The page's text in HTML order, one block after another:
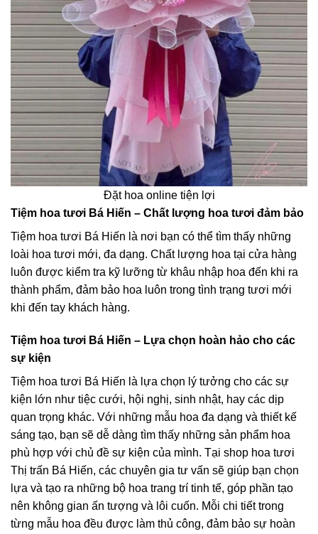
Đặt hoa online tiện lợi
Tiệm hoa tươi Bá Hiến – Chất lượng hoa tươi đảm bảo
Tiệm hoa tươi Bá Hiến là nơi bạn có thể tìm thấy những
loài hoa tươi mới, đa dạng. Chất lượng hoa tại cửa hàng
luôn được kiểm tra kỹ lưỡng từ khâu nhập hoa đến khi ra
thành phẩm, đảm bảo hoa luôn trong tình trạng tươi mới
khi đến tay khách hàng.
Tiệm hoa tươi Bá Hiến – Lựa chọn hoàn hảo cho các
sự kiện
Tiệm hoa tươi Bá Hiến là lựa chọn lý tưởng cho các sự
kiện lớn như tiệc cưới, hội nghị, sinh nhật, hay các dịp
quan trọng khác. Với những mẫu hoa đa dạng và thiết kế
sáng tạo, bạn sẽ dễ dàng tìm thấy những sản phẩm hoa
phù hợp với chủ đề sự kiện của mình. Tại shop hoa tươi
Thị trấn Bá Hiến, các chuyên gia tư vấn sẽ giúp bạn chọn
lựa và tạo ra những bộ hoa trang trí tinh tế, góp phần tạo
nên không gian ấn tượng và lôi cuốn. Mỗi chi tiết trong
từng mẫu hoa đều được làm thủ công, đảm bảo sự hoàn